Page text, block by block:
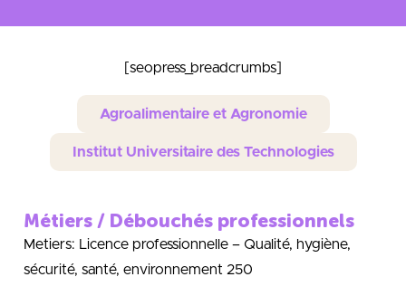
[seopress_breadcrumbs]
Agroalimentaire et Agronomie
Institut Universitaire des Technologies
Métiers / Débouchés professionnels
Metiers: Licence professionnelle – Qualité, hygiène,
sécurité, santé, environnement 250